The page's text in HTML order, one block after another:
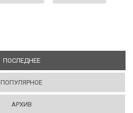
ПОСЛЕДНЕЕ(АКТИВНАЯ ВКЛАДКА)
ПОПУЛЯРНОЕ
АРХИВ